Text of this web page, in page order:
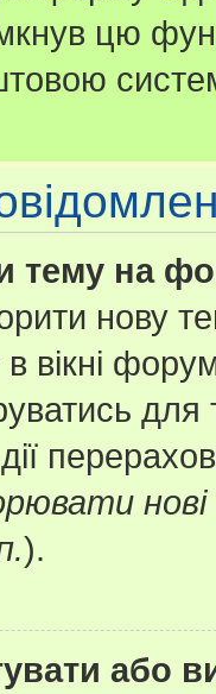
цю
тему на
нову
в вікні
).
або